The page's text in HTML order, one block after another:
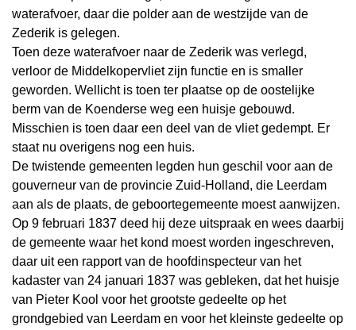
waterafvoer, daar die polder aan de westzijde van de
Zederik is gelegen.
Toen deze waterafvoer naar de Zederik was verlegd,
verloor de Middelkopervliet zijn functie en is smaller
geworden. Wellicht is toen ter plaatse op de oostelijke
berm van de Koenderse weg een huisje gebouwd.
Misschien is toen daar een deel van de vliet gedempt. Er
staat nu overigens nog een huis.
De twistende gemeenten legden hun geschil voor aan de
gouverneur van de provincie Zuid-Holland, die Leerdam
aan als de plaats, de geboortegemeente moest aanwijzen.
Op 9 februari 1837 deed hij deze uitspraak en wees daarbij
de gemeente waar het kond moest worden ingeschreven,
daar uit een rapport van de hoofdinspecteur van het
kadaster van 24 januari 1837 was gebleken, dat het huisje
van Pieter Kool voor het grootste gedeelte op het
grondgebied van Leerdam en voor het kleinste gedeelte op